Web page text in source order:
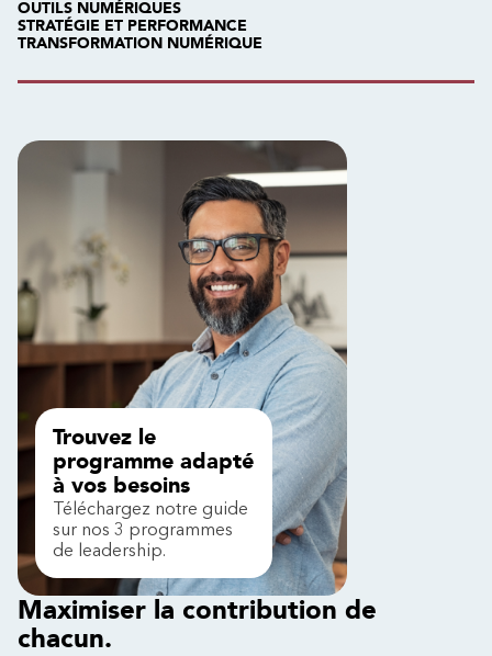
OUTILS NUMÉRIQUES
STRATÉGIE ET PERFORMANCE
TRANSFORMATION NUMÉRIQUE
Trouvez le
programme adapté
à vos besoins
Téléchargez notre guide
sur nos 3 programmes
de leadership.
Maximiser la contribution de
chacun.